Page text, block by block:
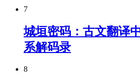
7
城垣密码：古文翻译
系解码录
8